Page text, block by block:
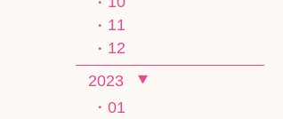
11
12
2023
01